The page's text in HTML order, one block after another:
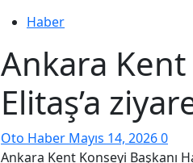
Haber
Ankara Kent
Elitaş’a
Oto Haber Mayıs 14, 20260
Ankara Kent Konseyi Başkanı